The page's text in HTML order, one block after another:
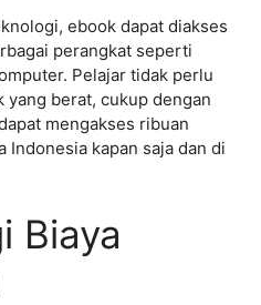
ebook dapat diakses
perangkat seperti
Pelajar tidak perlu
berat, cukup dengan
mengakses ribuan
Indonesia kapan saja dan di
Biaya